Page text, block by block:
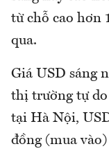
từ chỗ cao hơn
qua.
Giá USD sáng
thị trường tự do
tại Hà Nội,
đồng (mua